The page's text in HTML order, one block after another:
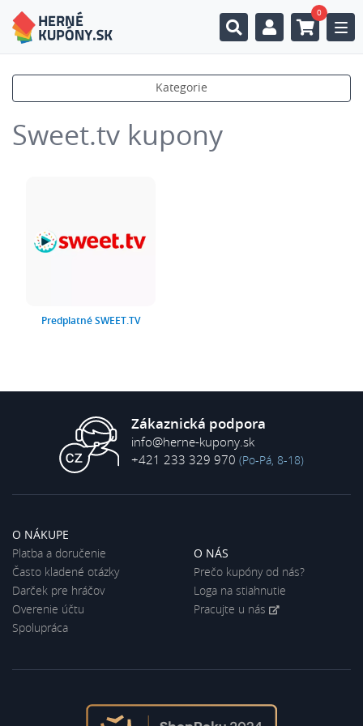
0
Kategorie
Sweet.tv kupony
Predplatné SWEET.TV
Zákaznická podpora
info@herne-kupony.sk
+421 233 329 970 (Po-Pá, 8-18)
O NÁKUPE
Platba a doručenie
Často kladené otázky
Darček pre hráčov
Overenie účtu
Spolupráca
O NÁS
Prečo kupóny od nás?
Loga na stiahnutie
Pracujte u nás